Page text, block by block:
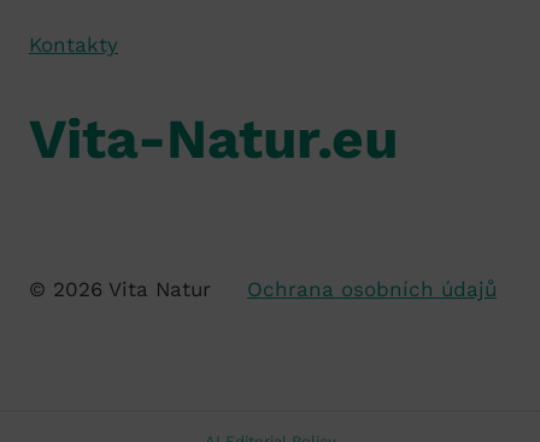
Kontakty
Vita-Natur.eu
© 2026 Vita Natur Ochrana osobních údajů